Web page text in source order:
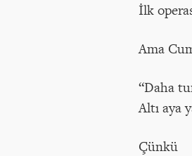
İlk
Ama
“Daha
Altı aya
Çünkü